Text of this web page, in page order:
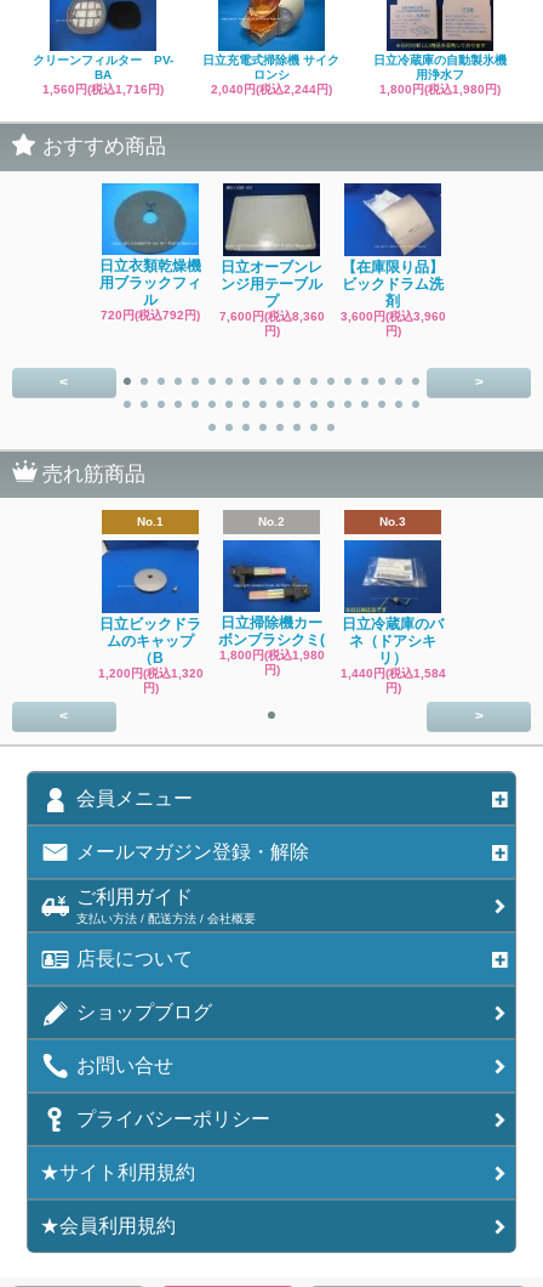
クリーンフィルター PV-
BA
1,560円(税込1,716円)
日立充電式掃除機 サイク
ロンシ
2,040円(税込2,244円)
日立冷蔵庫の自動製氷機
用浄水フ
1,800円(税込1,980円)
おすすめ商品
日立衣類乾燥機
用ブラックフィ
ル
720円(税込792円)
日立オーブンレ
ンジ用テーブル
プ
7,600円(税込8,360
円)
【在庫限り品】
ビックドラム洗
剤
3,600円(税込3,960
円)
< >
売れ筋商品
No.1
日立ビックドラ
ムのキャップ
（B
1,200円(税込1,320
円)
No.2
日立掃除機カー
ボンブラシクミ(
1,800円(税込1,980
円)
No.3
日立冷蔵庫のバ
ネ（ドアシキ
リ）
1,440円(税込1,584
円)
< >
会員メニュー
メールマガジン登録・解除
ご利用ガイド
支払い方法 / 配送方法 / 会社概要
店長について
ショップブログ
お問い合せ
プライバシーポリシー
★サイト利用規約
★会員利用規約